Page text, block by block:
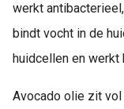
werkt
bindt vocht in de
huidcellen en werkt
Avocado olie zit